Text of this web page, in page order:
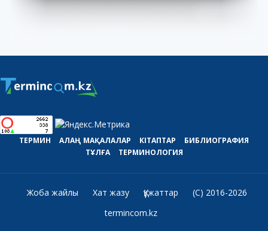
ТЕРМИН АЛАҢ МАҚАЛАЛАР КІТАПТАР
БИБЛИОГРАФИЯ
ТҰЛҒА
ТЕРМИНОЛОГИЯ
Жоба жайлы Хат жазу Құжаттар
(C) 2016-2026
termincom.kz